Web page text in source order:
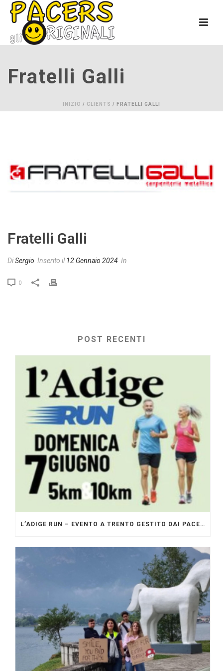
Fratelli Galli
INIZIO / CLIENTS / FRATELLI GALLI
Fratelli Galli
DiSergio Inserito il12 Gennaio 2024 In
0
POST RECENTI
L’ADIGE RUN – EVENTO A TRENTO GESTITO DAI PACERS GLI ORIGINALI